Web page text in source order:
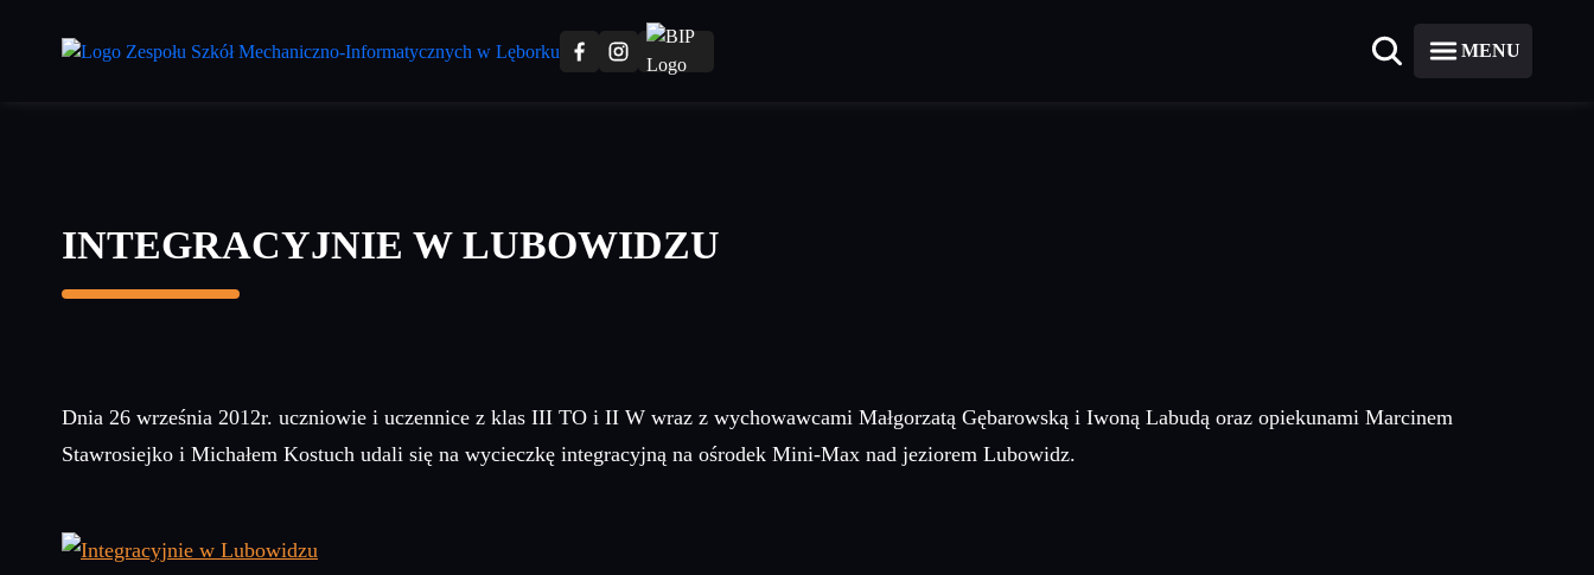
MENU
INTEGRACYJNIE W LUBOWIDZU
Dnia 26 września 2012r. uczniowie i uczennice z klas III TO i II W wraz z wychowawcami Małgorzatą Gębarowską i Iwoną Labudą oraz opiekunami Marcinem
Stawrosiejko i Michałem Kostuch udali się na wycieczkę integracyjną na ośrodek Mini-Max nad jeziorem Lubowidz.